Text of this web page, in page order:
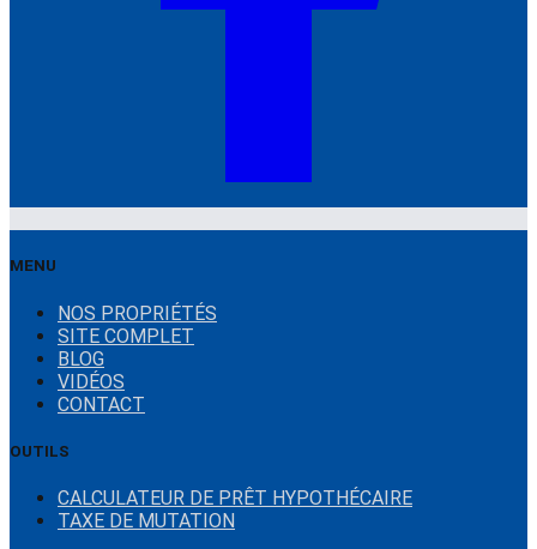
MENU
NOS PROPRIÉTÉS
SITE COMPLET
BLOG
VIDÉOS
CONTACT
OUTILS
CALCULATEUR DE PRÊT HYPOTHÉCAIRE
TAXE DE MUTATION